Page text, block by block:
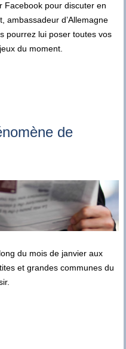
Facebook pour discuter en
ambassadeur d’Allemagne
pourrez lui poser toutes vos
du moment.
de
du mois de janvier aux
et grandes communes du